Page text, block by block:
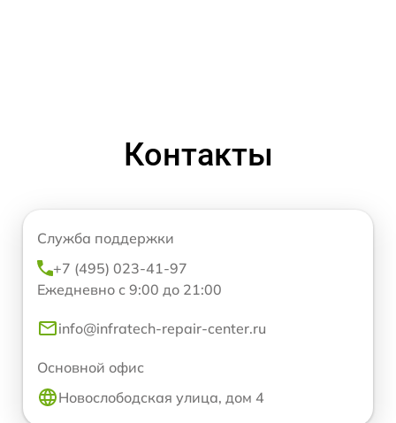
Контакты
Служба поддержки
+7 (495) 023-41-97
Ежедневно с 9:00 до 21:00
info@infratech-repair-center.ru
Основной офис
Новослободская улица, дом 4